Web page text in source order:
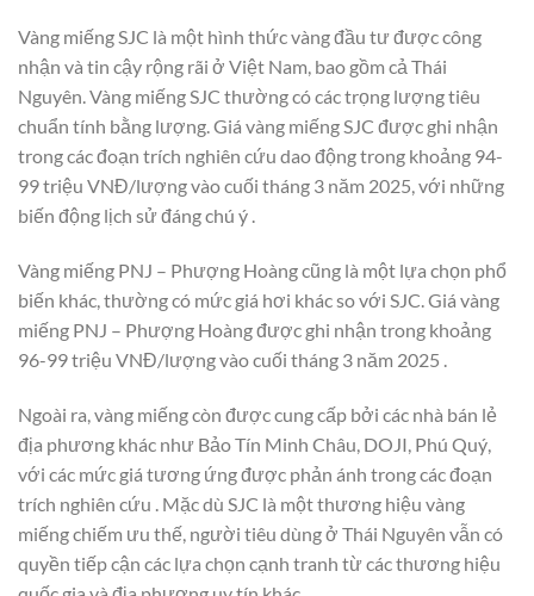
Vàng miếng SJC là một hình thức vàng đầu tư được công
nhận và tin cậy rộng rãi ở Việt Nam, bao gồm cả Thái
Nguyên. Vàng miếng SJC thường có các trọng lượng tiêu
chuẩn tính bằng lượng. Giá vàng miếng SJC được ghi nhận
trong các đoạn trích nghiên cứu dao động trong khoảng 94-
99 triệu VNĐ/lượng vào cuối tháng 3 năm 2025, với những
biến động lịch sử đáng chú ý .
Vàng miếng PNJ – Phượng Hoàng cũng là một lựa chọn phổ
biến khác, thường có mức giá hơi khác so với SJC. Giá vàng
miếng PNJ – Phượng Hoàng được ghi nhận trong khoảng
96-99 triệu VNĐ/lượng vào cuối tháng 3 năm 2025 .
Ngoài ra, vàng miếng còn được cung cấp bởi các nhà bán lẻ
địa phương khác như Bảo Tín Minh Châu, DOJI, Phú Quý,
với các mức giá tương ứng được phản ánh trong các đoạn
trích nghiên cứu . Mặc dù SJC là một thương hiệu vàng
miếng chiếm ưu thế, người tiêu dùng ở Thái Nguyên vẫn có
quyền tiếp cận các lựa chọn cạnh tranh từ các thương hiệu